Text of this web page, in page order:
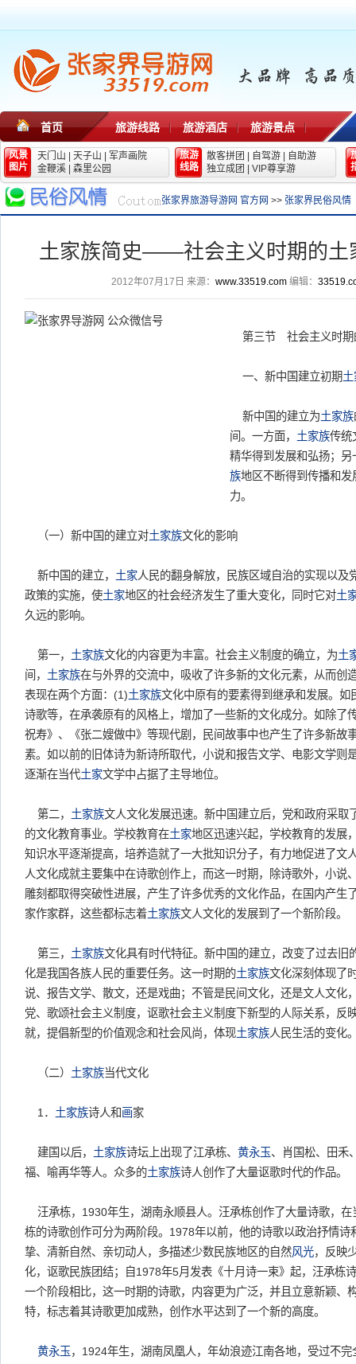
首页 旅游线路 旅游酒店 旅游景点
风景
图片
天门山 天子山
军声画院
金鞭溪
森里公园
旅游
线路
散客拼团 自驾游
自助游
独立成团
VIP尊享游
张家界旅游导游网 官方网 >> 张家界民俗风情
土家族简史——社会主义时期的土
2012年07月17日 来源： www.33519.com编辑：
第三节 社会主义时期
一、新中国建立初期
新中国的建立为土家族
间。一方面， 土家族传统
精华得到发展和弘扬；
族地区不断得到传播和发
力。
（一）新中国的建立对土家族文化的影响
新中国的建立， 土家人民的翻身解放，民族区域自治的实现以及
政策的实施，使土家地区的社会经济发生了重大变化，同时它对土
久远的影响。
第一， 土家族文化的内容更为丰富。社会主义制度的确立，为土
间， 土家族在与外界的交流中，吸收了许多新的文化元素，从而创
表现在两个方面：(1)土家族文化中原有的要素得到继承和发展。
诗歌等，在承袭原有的风格上，增加了一些新的文化成分。如除了
祝寿》、《张二嫂做中》等现代剧，民间故事中也产生了许多新故
素。如以前的旧体诗为新诗所取代，小说和报告文学、电影文学则
逐渐在当代土家文学中占据了主导地位。
第二， 土家族文人文化发展迅速。新中国建立后，党和政府采取
的文化教育事业。学校教育在土家地区迅速兴起，学校教育的发展
知识水平逐渐提高，培养造就了一大批知识分子，有力地促进了文
人文化成就主要集中在诗歌创作上，而这一时期，除诗歌外，小说
雕刻都取得突破性进展，产生了许多优秀的文化作品，在国内产生
家作家群，这些都标志着土家族文人文化的发展到了一个新阶段。
第三， 土家族文化具有时代特征。新中国的建立，改变了过去旧
化是我国各族人民的重要任务。这一时期的土家族文化深刻体现了
说、报告文学、散文，还是戏曲；不管是民间文化，还是文人文化
党、歌颂社会主义制度，讴歌社会主义制度下新型的人际关系，反
就，提倡新型的价值观念和社会风尚，体现土家族人民生活的变化
（二） 土家族当代文化
1． 土家族诗人和画家
建国以后， 土家族诗坛上出现了江承栋、 黄永玉、肖国松、田禾
福、喻再华等人。众多的土家族诗人创作了大量讴歌时代的作品。
汪承栋，1930年生，湖南永顺县人。汪承栋创作了大量诗歌，在
栋的诗歌创作可分为两阶段。1978年以前，他的诗歌以政治抒情诗
挚、清新自然、亲切动人，多描述少数民族地区的自然风光，反映
化，讴歌民族团结；自1978年5月发表《十月诗一束》起，汪承栋
一个阶段相比，这一时期的诗歌，内容更为广泛，并且立意新颖、
特，标志着其诗歌更加成熟，创作水平达到了一个新的高度。
黄永玉，1924年生，湖南凤凰人，年幼浪迹江南各地，受过不